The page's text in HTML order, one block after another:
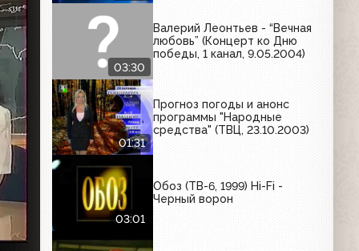
03:30
Валерий Леонтьев - “Вечная
любовь” (Концерт ко Дню
победы, 1 канал, 9.05.2004)
01:31
Прогноз погоды и анонс
программы "Народные
средства" (ТВЦ, 23.10.2003)
03:01
Обоз (ТВ-6, 1999) Hi-Fi -
Черный ворон